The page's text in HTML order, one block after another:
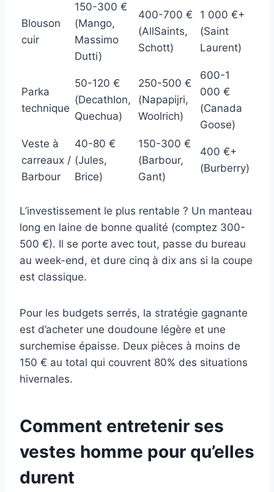
Blouson
cuir
150-300 €
(Mango,
Massimo
Dutti)
400-700 €
(AllSaints,
Schott)
1 000 €+
(Saint
Laurent)
Parka
technique
50-120 €
(Decathlon,
Quechua)
250-500 €
(Napapijri,
Woolrich)
600-1
000 €
(Canada
Goose)
Veste à
carreaux /
Barbour
40-80 €
(Jules,
Brice)
150-300 €
(Barbour,
Gant)
400 €+
(Burberry)
L’investissement le plus rentable ? Un manteau
long en laine de bonne qualité (comptez 300-
500 €). Il se porte avec tout, passe du bureau
au week-end, et dure cinq à dix ans si la coupe
est classique.
Pour les budgets serrés, la stratégie gagnante
est d’acheter une doudoune légère et une
surchemise épaisse. Deux pièces à moins de
150 € au total qui couvrent 80% des situations
hivernales.
Comment entretenir ses
vestes homme pour qu’elles
durent